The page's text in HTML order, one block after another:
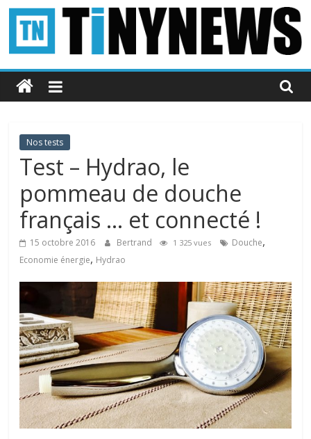
Passer
contenu
Tinynews
Le
belge
connecté
Nos tests
Test – Hydrao, le
pommeau de douche
français … et connecté !
15 octobre 2016 Bertrand 1 325 vues Douche,
Economie énergie, Hydrao